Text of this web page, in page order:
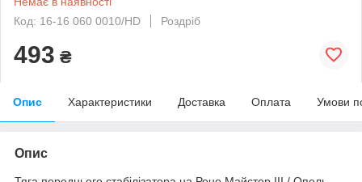
Код: 16-16 060 0010/HD
Роздріб
493 ₴
Опис Характеристики Доставка Оплата Умови
Опис